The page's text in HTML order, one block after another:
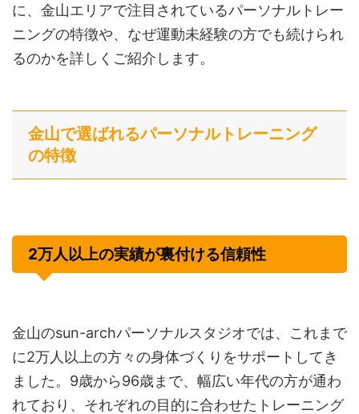
に、金山エリアで注目されているパーソナルトレー
ニングの特徴や、なぜ運動未経験の方でも続けられ
るのかを詳しくご紹介します。
金山で選ばれるパーソナルトレーニング
の特徴
2万人以上の実績が裏付ける信頼性
金山のsun-archパーソナルスタジオでは、これまで
に2万人以上の方々の身体づくりをサポートしてき
ました。9歳から96歳まで、幅広い年代の方が通わ
れており、それぞれの目的に合わせたトレーニング